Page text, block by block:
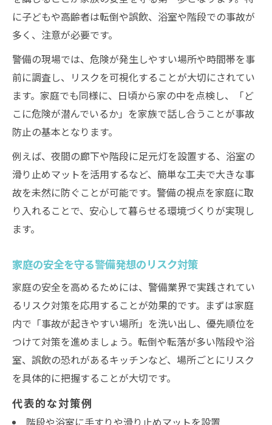
に子どもや高齢者は転倒や誤飲、浴室や階段での事故が
多く、注意が必要です。
警備の現場では、危険が発生しやすい場所や時間帯を事
前に調査し、リスクを可視化することが大切にされてい
ます。家庭でも同様に、日頃から家の中を点検し、「ど
こに危険が潜んでいるか」を家族で話し合うことが事故
防止の基本となります。
例えば、夜間の廊下や階段に足元灯を設置する、浴室の
滑り止めマットを活用するなど、簡単な工夫で大きな事
故を未然に防ぐことが可能です。警備の視点を家庭に取
り入れることで、安心して暮らせる環境づくりが実現し
ます。
家庭の安全を守る警備発想のリスク対策
家庭の安全を高めるためには、警備業界で実践されてい
るリスク対策を応用することが効果的です。まずは家庭
内で「事故が起きやすい場所」を洗い出し、優先順位を
つけて対策を進めましょう。転倒や転落が多い階段や浴
室、誤飲の恐れがあるキッチンなど、場所ごとにリスク
を具体的に把握することが大切です。
代表的な対策例
階段や浴室に手すりや滑り止めマットを設置